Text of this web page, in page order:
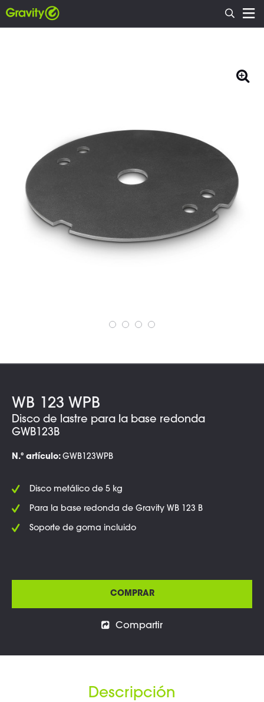
WB 123 WPB
Disco de lastre para la base redonda
GWB123B
N.º artículo: GWB123WPB
Disco metálico de 5 kg
Para la base redonda de Gravity WB 123 B
Soporte de goma incluido
COMPRAR
Compartir
Descripción